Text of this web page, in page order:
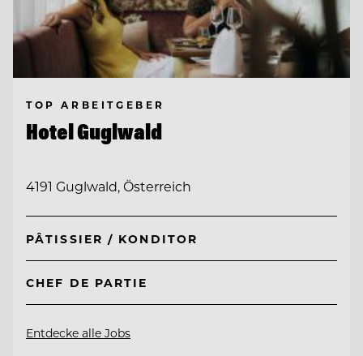
TOP ARBEITGEBER
Hotel Guglwald
4191 Guglwald, Österreich
PÂTISSIER / KONDITOR
CHEF DE PARTIE
Entdecke alle Jobs